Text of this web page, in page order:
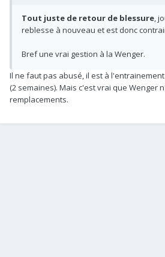
Tout juste de retour de blessure,
reblesse à nouveau et est donc
Bref une vrai gestion à la Wenger.
Il ne faut pas abusé, il est à
(2 semaines). Mais c'est vrai que Wenger
remplacements.